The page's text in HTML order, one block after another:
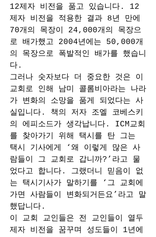
12제자 비전을 품고 있습니다. 12
제자 비전을 적용한 결과 8년 만에
70개의 목장이 24,000개의 목장으
로 배가했고 2004년에는 50,000개
의 목장으로 폭발적인 배가를 했습니
다.
그러나 숫자보다 더 중요한 것은 이
교회로 인해 남미 콜롬비아라는 나라
가 변화의 소망을 품게 되었다는 사
실입니다. 책의 저자 조엘 코베스키
의 에피소드가 생각납니다. ICM교회
를 찾아가기 위해 택시를 탄 그는
택시 기사에게 ‘왜 이렇게 많은 사
람들이 그 교회로 갑니까?’라고 물
었다고 합니다. 그랬더니 믿음이 없
는 택시기사가 말하기를 ‘그 교회에
가면 사람들이 변화되거든요’라고 말
했답니다.
이 교회 교인들은 전 교인들이 열두
제자 비전을 꿈꾸며 성도들이 1년에